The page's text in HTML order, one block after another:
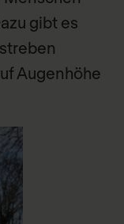
gibt es
Augenhöhe